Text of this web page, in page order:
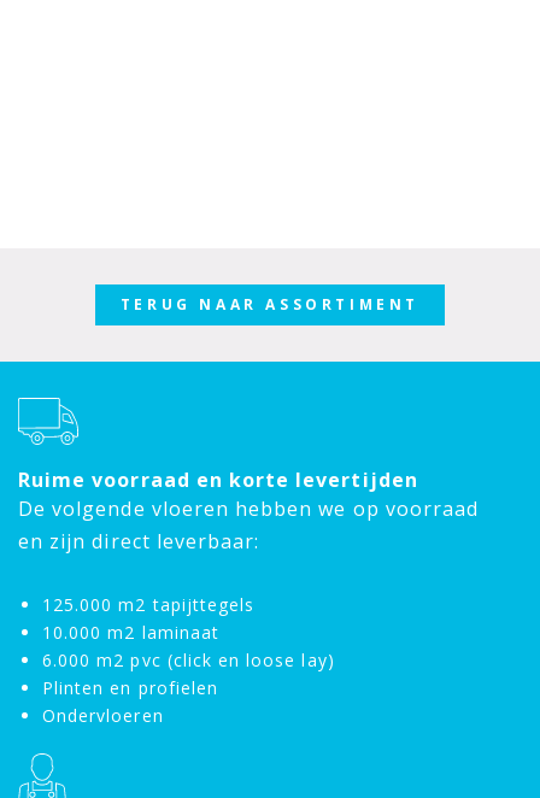
TERUG NAAR ASSORTIMENT
Ruime voorraad en korte levertijden
De volgende vloeren hebben we op voorraad
en zijn direct leverbaar:
125.000 m2 tapijttegels
10.000 m2 laminaat
6.000 m2 pvc (click en loose lay)
Plinten en profielen
Ondervloeren